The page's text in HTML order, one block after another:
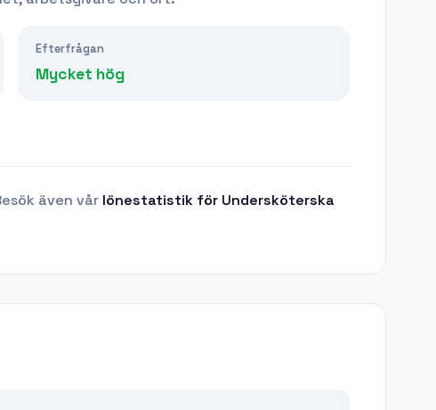
Efterfrågan
Mycket hög
även vår lönestatistik för Undersköterska